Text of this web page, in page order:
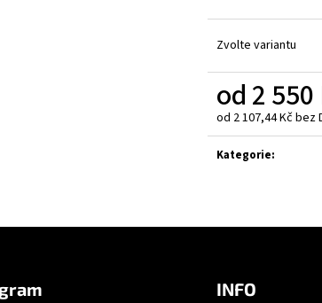
Zvolte variantu
od2 550
od 2 107,44 Kčbez
Měrná
cena:
Kategorie:
INFO